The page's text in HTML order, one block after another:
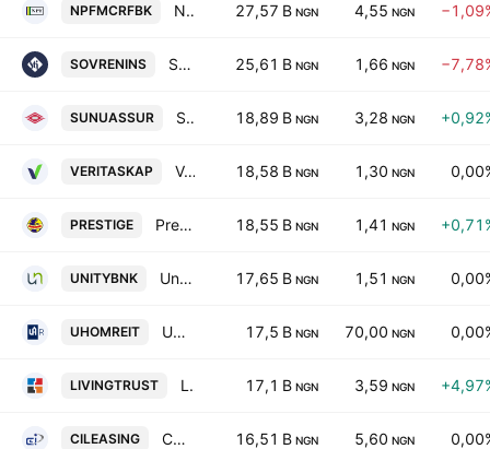
NPFMCRFBK NPF Microfinance Bank PLC 27,57 B NGN 4,55 NGN
SOVRENINS Sovereign Trust Insurance PLC 25,61 B NGN 1,66 NGN
SUNUASSUR SUNU Assurances Nigeria Plc 18,89 B NGN 3,28 NGN
VERITASKAP Veritas Kapital Assurance Plc 18,58 B NGN 1,30 NGN
PRESTIGE Prestige Assurance Co. Plc 18,55 B NGN 1,41 NGN
UNITYBNK Unity Bank PLC 17,65 B NGN 1,51 NGN
UHOMREIT UH Real Estate Investment Trust 17,5 B NGN 70,00 NGN
LIVINGTRUST LivingTrust Mortgage Bank PLC 17,1 B NGN 3,59 NGN
CILEASING C&I Leasing PLC 16,51 B NGN 5,60 NGN